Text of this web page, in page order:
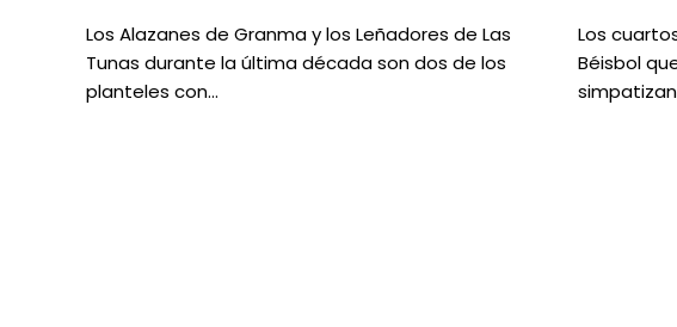
Los Alazanes de Granma y los Leñadores de Las
Tunas durante la última década son dos de los
planteles con…
Los
Béisbol